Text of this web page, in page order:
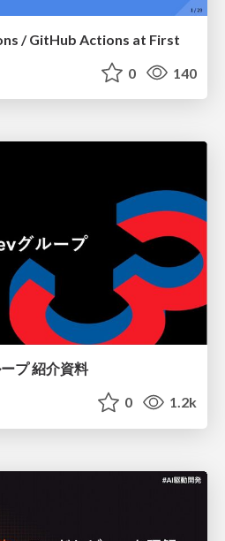
/ GitHub Actions at First
0 140
プ 紹介資料
0 1.2k